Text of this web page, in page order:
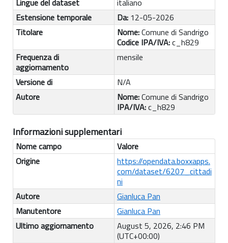
Lingue del dataset
italiano
Estensione temporale
Da: 12-05-2026
Titolare
Nome:Comune di Sandrigo
Codice IPA/IVA:c_h829
Frequenza di
aggiornamento
mensile
Versione di
N/A
Autore
Nome:Comune di Sandrigo
IPA/IVA:c_h829
Informazioni supplementari
Nome campo
Valore
Origine
https://opendata.boxxapps.
com/dataset/6207_cittadi
ni
Autore
Gianluca Pan
Manutentore
Gianluca Pan
Ultimo aggiornamento
August 5, 2026, 2:46 PM
(UTC+00:00)